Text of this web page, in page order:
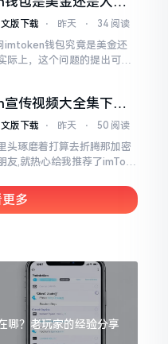
它是个“多面手”
版下载 ⋅ 昨天 ⋅ 34 阅读
imtoken钱包究竟是美金还
际上，这个问题的提出可谓
而已传视频大全集下
看完就懂怎么用
版下载 ⋅ 昨天 ⋅ 50 阅读
头琢磨着打算去折腾那加密
友,就热心给我推荐了imTok
网上搜索了一番,嘿
多
哪？老玩家的经验分享